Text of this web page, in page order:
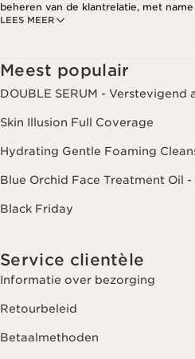
LEES MEER
beheren van de klantrelatie, met
aanbiedingen te kunnen sturen op
Meest populair
DOUBLE SERUM - Verstevigend
Skin Illusion Full Coverage
Hydrating Gentle Foaming
Blue Orchid Face Treatment Oil
Black Friday
Service clientèle
Informatie over bezorging
Retourbeleid
Betaalmethoden